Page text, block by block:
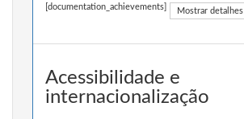
[documentation_achievements] Mostrar detalhes
Acessibilidade e
internacionalização